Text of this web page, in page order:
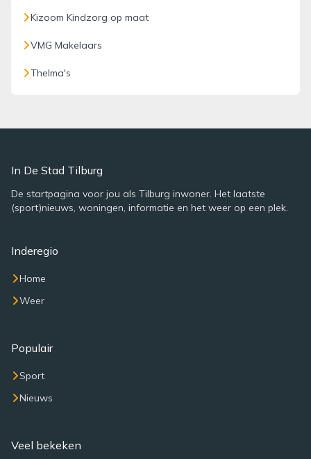
Kizoom Kindzorg op maat
VMG Makelaars
Thelma's
In De Stad Tilburg
De startpagina voor jou als Tilburg inwoner. Het laatste
(sport)nieuws, woningen, informatie en het weer op een plek.
Inderegio
Home
Weer
Populair
Sport
Nieuws
Veel bekeken